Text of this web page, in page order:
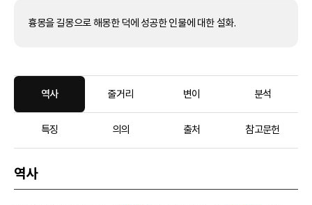
흉몽을 길몽으로 해몽한 덕에 성공한 인물에 대한 설화.
역사 줄거리 변이 분석
특징 의의 출처 참고문헌
역사